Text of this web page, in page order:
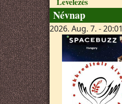
Névnap
2026. Aug. 7. - 20:01